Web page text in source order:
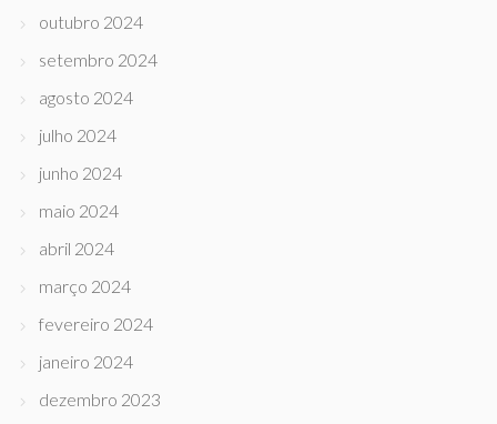
outubro 2024
setembro 2024
agosto 2024
julho 2024
junho 2024
maio 2024
abril 2024
março 2024
fevereiro 2024
janeiro 2024
dezembro 2023